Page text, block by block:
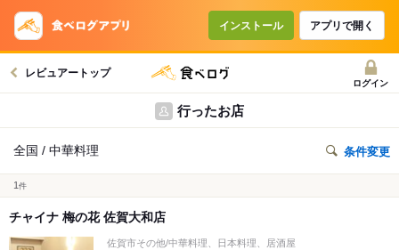
インストール アプリで開く
レビュアートップ
ログイン
行ったお店
全国 / 中華料理 条件変更
1 件
チャイナ 梅の花 佐賀大和店
佐賀市その他/中華料理、日本料理、居酒屋